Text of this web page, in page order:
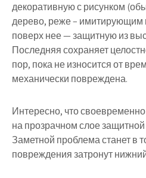
декоративную с рисунком
дерево, реже – имитирующим
поверх нее — защитную из
Последняя сохраняет
пор, пока не износится от
механически повреждена.
Интересно, что
на прозрачном слое защитной
Заметной проблема станет в
повреждения затронут